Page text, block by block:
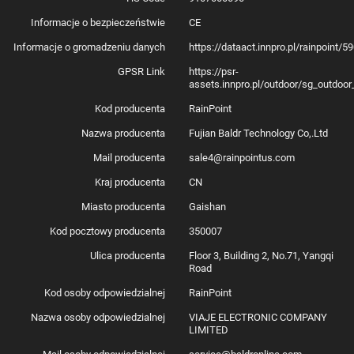
Podłącz opcjonalny czujnik gleby (do 2 czujników na sterownik) i pozwól
wilgotności. Co więcej, wbudowany licznik przepływu wody rejestruje
naładowania baterii, a także o awariach lub przeciekach.
Przemyślany design
Korpus sterownika to obudowa o klasie IP54, odporna na kurz,
do 35 % zanieczyszczeń, a także wytrzymuje ciśnienie wody do 35 kg/cm².
sterownik nawadniania
taśma montażowa
Informacje o bezpieczeństwie CE
Informacje o gromadzeniu danych https://dataact.innpro.pl/rainpoint/
GPSR Link
https://psr-
assets.innpro.pl/outdoor/
Kod producenta RainPoint
Nazwa producenta Fujian Baldr Technology Co,.Ltd
Mail producenta sale4@rainpointus.com
Kraj producenta CN
Miasto producenta Gaishan
Kod pocztowy producenta 350007
Ulica producenta
Floor 3, Building 2, No.71, Yangqi
Road
Kod osoby odpowiedzialnej RainPoint
Nazwa osoby odpowiedzialnej
VIAJE ELECTRONIC COMPANY
LIMITED